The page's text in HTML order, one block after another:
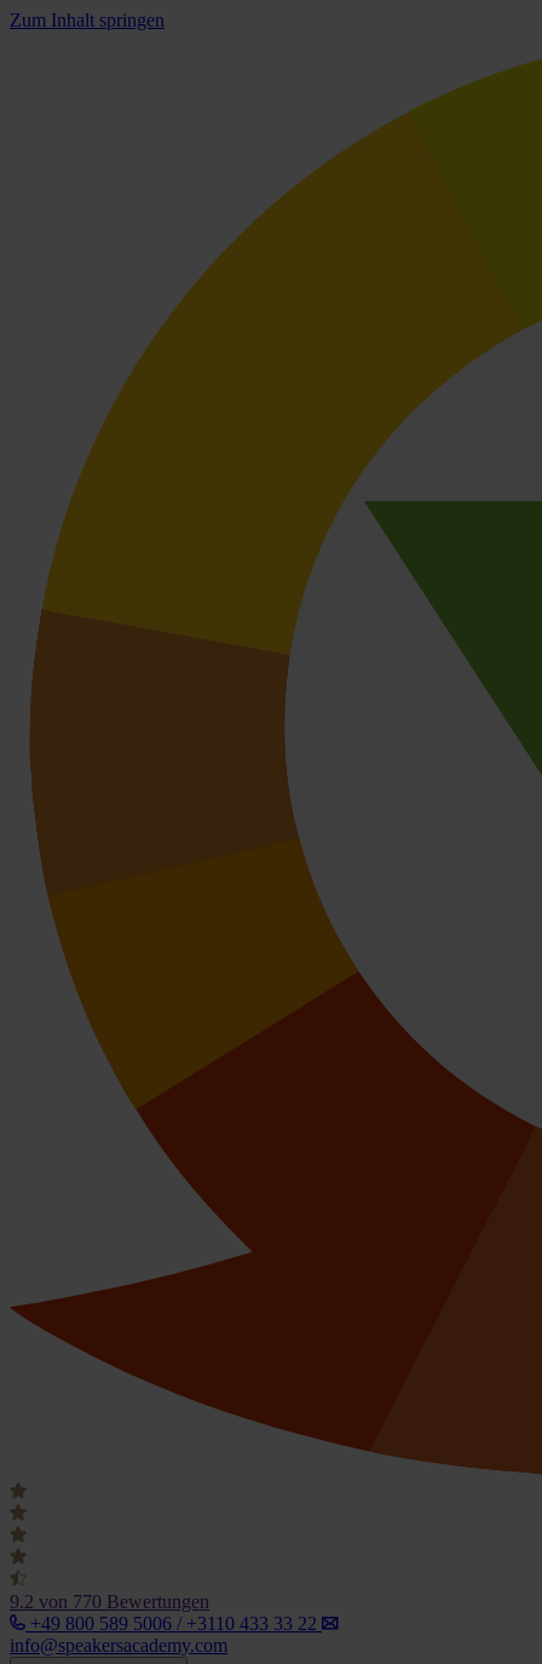
Zum Inhalt springen
9.2 von 770 Bewertungen
+49 800 589 5006 / +3110 433 33 22
info@speakersacademy.com